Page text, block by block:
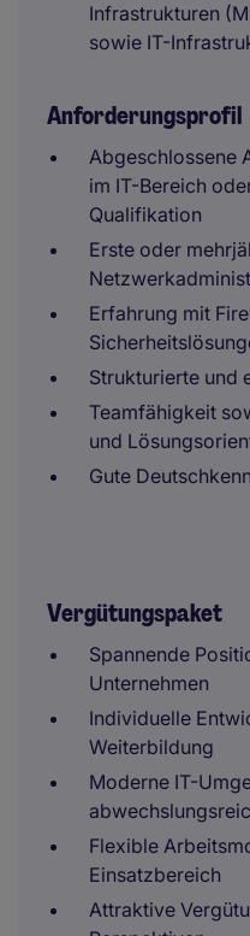
Infrastrukturen
sowie IT-
Anforderungsprofil
Abgeschlossene
im IT-Bereich
Qualifikation
Erste oder
Erfahrung mit
Strukturierte und
Teamfähigkeit
und
Gute
Vergütungspaket
Spannende
Unternehmen
Individuelle
Weiterbildung
Moderne IT-
Flexible
Einsatzbereich
Attraktive